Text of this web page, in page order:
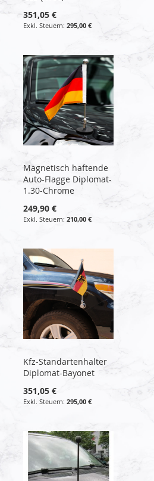
351,05 €
295,00 €
Magnetisch haftende
Auto-Flagge Diplomat-
1.30-Chrome
249,90 €
210,00 €
Kfz-Standartenhalter
Diplomat-Bayonet
351,05 €
295,00 €